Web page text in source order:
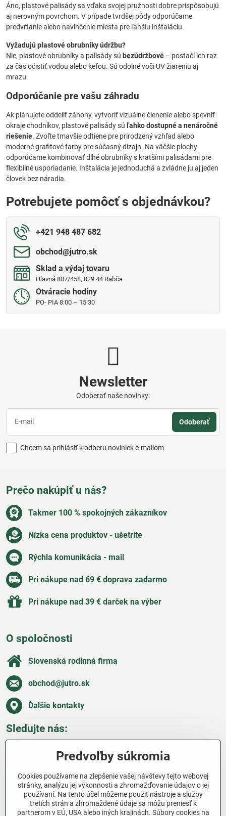
Áno, plastové palisády sa vďaka svojej pružnosti dobre prispôsobujú
aj nerovným povrchom. V prípade tvrdšej pôdy odporúčame
predvŕtanie alebo navlhčenie miesta pre ľahšiu inštaláciu.
Vyžadujú plastové obrubníky údržbu?
Nie, plastové obrubníky a palisády sú bezúdržbové – postačí ich raz
za čas očistiť vodou alebo kefou. Sú odolné voči UV žiareniu aj
mrazu.
Odporúčanie pre vašu záhradu
Ak plánujete oddeliť záhony, vytvoriť vizuálne členenie alebo spevniť
okraje chodníkov, plastové palisády sú ľahko dostupné a nenáročné
riešenie. Zvoľte tmavšie odtiene pre prirodzený vzhľad alebo
moderné grafitové farby pre súčasný dizajn. Na väčšie plochy
odporúčame kombinovať dlhé obrubníky s kratšími palisádami pre
flexibilné usporiadanie. Inštalácia je jednoduchá a zvládne ju aj jeden
človek bez náradia.
Potrebujete pomôcť s objednávkou?
+421 948 487 682
obchod​@jutro​.sk
Sklad a výdaj tovaru
Hlavná 807/458, 029 44 Rabča
Otváracie hodiny
PO- PIA 8:00 – 15:30
Newsletter
Odoberať naše novinky:
Odoberať
Chcem sa prihlásiť k odberu noviniek e-mailom
Prečo nakúpiť u nás?
Takmer 100 % spokojných zákazníkov
Nízka cena produktov - ušetríte
Rýchla komunikácia - mail
Pri nákupe nad 69 € doprava zadarmo
Pri nákupe nad 39 € darček na výber
O spoločnosti
Slovenská rodinná firma
obchod​@jutro​.sk
Ďalšie kontakty
Sledujte nás:
Všetko o nákupe
Ďakujeme za podporu
Predvoľby súkromia
Cookies používame na zlepšenie vašej návštevy tejto webovej
stránky, analýzu jej výkonnosti a zhromažďovanie údajov o jej
používaní. Na tento účel môžeme použiť nástroje a služby
tretích strán a zhromaždené údaje sa môžu preniesť k
partnerom v EÚ, USA alebo iných krajinách. Súbory cookies na